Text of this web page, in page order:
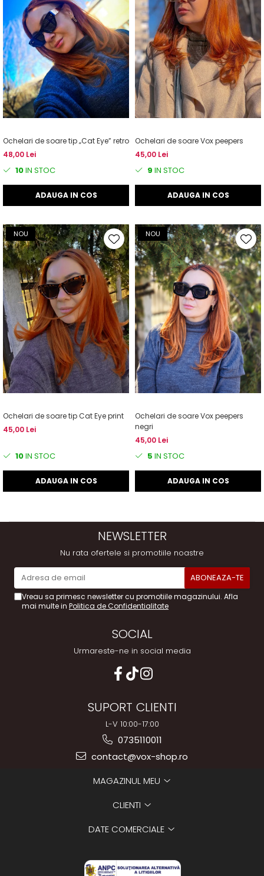
Ochelari de soare tip „Cat Eye” retro
48,00 Lei
10IN STOC
ADAUGA IN COS
Ochelari de soare Vox peepers
45,00 Lei
9 IN STOC
ADAUGA IN COS
NOU
Ochelari de soare tip Cat Eye print
45,00 Lei
10IN STOC
ADAUGA IN COS
NOU
Ochelari de soare Vox peepers
negri
45,00 Lei
5 IN STOC
ADAUGA IN COS
NEWSLETTER
Nu rata ofertele si promotiile noastre
Vreau sa primesc newsletter cu promotiile magazinului. Afla
mai multe in Politica de Confidentialitate
SOCIAL
Urmareste-ne in social media
SUPORT CLIENTI
L-V 10:00-17:00
0735110011
contact@vox-shop.ro
MAGAZINUL MEU
CLIENTI
DATE COMERCIALE